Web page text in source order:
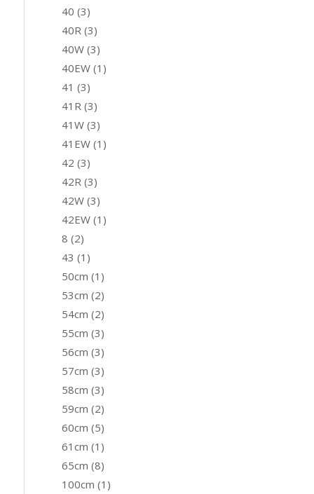
40 (3)
40R (3)
40W (3)
40EW (1)
41 (3)
41R (3)
41W (3)
41EW (1)
42 (3)
42R (3)
42W (3)
42EW (1)
8 (2)
43 (1)
50cm (1)
53cm (2)
54cm (2)
55cm (3)
56cm (3)
57cm (3)
58cm (3)
59cm (2)
60cm (5)
61cm (1)
65cm (8)
100cm (1)